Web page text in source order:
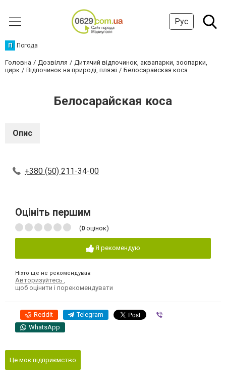
Рус
П Погода
Головна Дозвілля
Дитячий відпочинок, аквапарки, зоопарки,
цирк
Відпочинок на природі, пляжі Белосарайская коса
Белосарайская коса
Опис
+380 (50) 211-34-00
Оцініть першим
(0 оцінок)
Я рекомендую
Ніхто ще не рекомендував
Авторизуйтесь
щоб оцінити і порекомендувати
Reddit Telegram
WhatsApp
Це моє підприємство